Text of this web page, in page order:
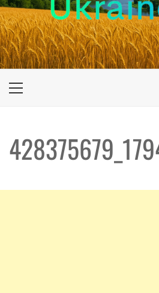
UKRAINE-IS
ПОДОРОЖI ПО УКРАЇНІ
Primary